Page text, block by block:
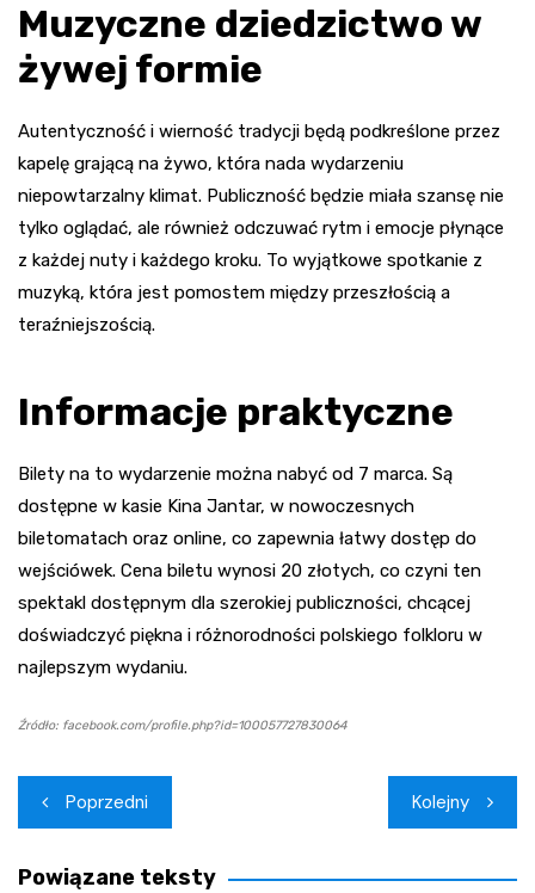
Muzyczne dziedzictwo w
żywej formie
Autentyczność i wierność tradycji będą podkreślone przez
kapelę grającą na żywo, która nada wydarzeniu
niepowtarzalny klimat. Publiczność będzie miała szansę nie
tylko oglądać, ale również odczuwać rytm i emocje płynące
z każdej nuty i każdego kroku. To wyjątkowe spotkanie z
muzyką, która jest pomostem między przeszłością a
teraźniejszością.
Informacje praktyczne
Bilety na to wydarzenie można nabyć od 7 marca. Są
dostępne w kasie Kina Jantar, w nowoczesnych
biletomatach oraz online, co zapewnia łatwy dostęp do
wejściówek. Cena biletu wynosi 20 złotych, co czyni ten
spektakl dostępnym dla szerokiej publiczności, chcącej
doświadczyć piękna i różnorodności polskiego folkloru w
najlepszym wydaniu.
Źródło: facebook.com/profile.php?id=100057727830064
Nawigacja
wpisu
Poprzedni Kolejny
Powiązane teksty